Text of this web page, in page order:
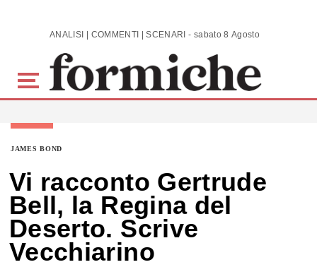
Skip to main content ANALISI | COMMENTI | SCENARI - sabato 8 Agosto 2026
JAMES BOND
Vi racconto Gertrude
Bell, la Regina del
Deserto. Scrive
Vecchiarino